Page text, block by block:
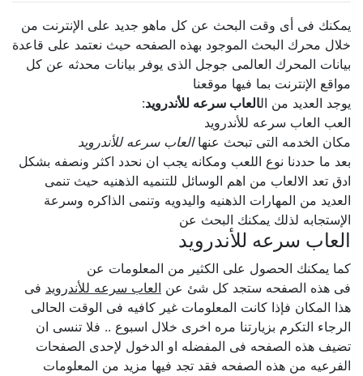
يمكنك فى أى وقت البحث عن كل ماهو جديد على الإنترنت من
خلال محرك البحث الموجود بهذه الصفحه حيث نعتمد على قاعدة
بيانات المحرك العالمى جوجل الذى يوفر بيانات محدثه عن كل
مواقع الإنترنت بما فيها موقعنا
يوجد العديد من ال العاب سرعه للأندرويد:
العب العاب سرعه للأندرويد
مكان الخدمه التى تبحث عنهاالعاب سرعه للأندرويد
بعد ما حددنا نوع اللعب ومكانه يجب ان نحدد اكثر ونصفه بشكل
ادق تعد الالعاب من اهم الوسائل للتنميه الذهنيه حيث تنمى
العديد من المهارات الذهنيه واليدويه وتنمى الذاكره وسرعة
الإستجابه لذلك يمكنك البحث عن
العاب سرعه للأندرويد
كما يمكنك الحصول على الكثير من المعلومات عن
فى هذه الصفحه ستجد كل شئ عنالعاب سرعه للأندرويدفى
هذا المكان فإذا كانت المعلومات غير كافيه فى الوقت الحالى
الرجاء التكرم بزيارتنا مره اخرى خلال اسبوع .. فلا تنسى ان
تضيف هذه الصفحه فى المفضله او الدخول لإحدى الصفحات
الفرعيه من هذه الصفحه فقد تجد فيها مزيد من المعلومات